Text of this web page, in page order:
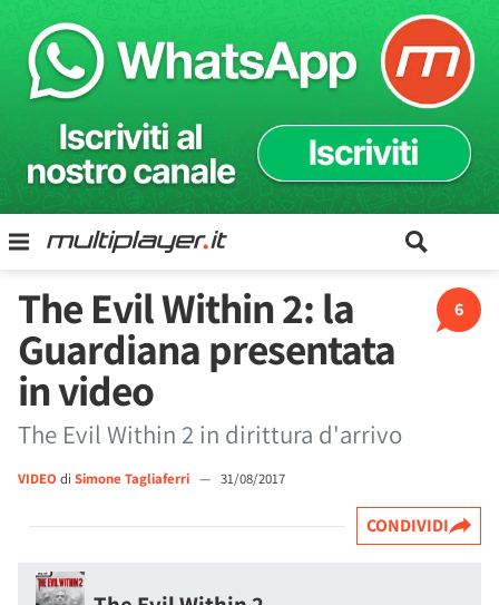
6
The Evil Within 2: la
Guardiana presentata
in video
The Evil Within 2 in dirittura d'arrivo
VIDEO di Simone Tagliaferri — 31/08/2017
CONDIVIDI